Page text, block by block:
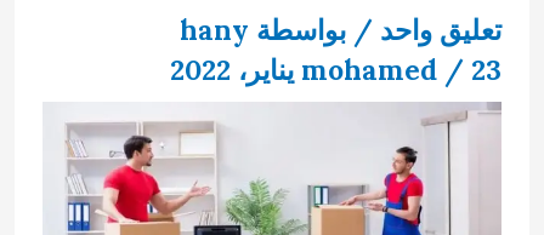
تعليق واحد / بواسطة hany
mohamed / 23 يناير، 2022